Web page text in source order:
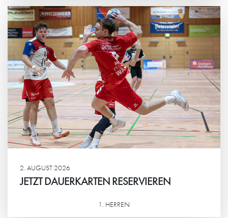
2. AUGUST 2026
JETZT DAUERKARTEN RESERVIEREN
1. HERREN